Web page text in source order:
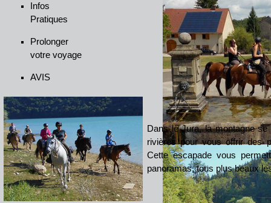
Infos
Pratiques
Prolonger
votre voyage
AVIS
Dans le Jura, la montagne
rivières pour vous offrir des
Cette escapade vous
panoramas, tous plus beaux